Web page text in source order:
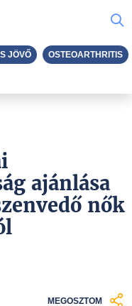
ajánlása
nők
MEGOSZTOM
JÖVŐ OSTEOARTHRITIS